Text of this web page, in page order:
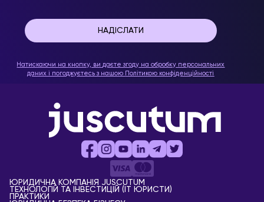
Натискаючи на кнопку, ви даєте згоду на обробку персональних
даних і погоджуєтесь з нашою Політикою конфіденційності
ЮРИДИЧНА КОМПАНІЯ JUSCUTUM
ТЕХНОЛОГІЙ ТА ІНВЕСТИЦІЙ (IT ЮРИСТИ)
ПРАКТИКИ